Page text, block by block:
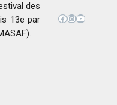
des
13e par
Facebook
Instagram
YouTube